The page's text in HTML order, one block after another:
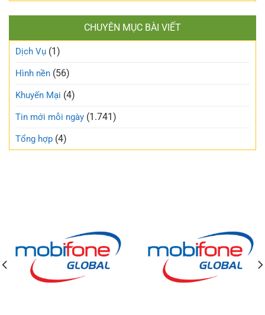
CHUYÊN MỤC BÀI VIẾT
Dịch Vụ (1)
Hình nền (56)
Khuyến Mại (4)
Tin mới mỗi ngày (1.741)
Tổng hợp (4)